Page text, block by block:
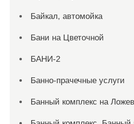
Байкал, автомойка
Бани на Цветочной
БАНИ-2
Банно-прачечные услуги
Банный комплекс на